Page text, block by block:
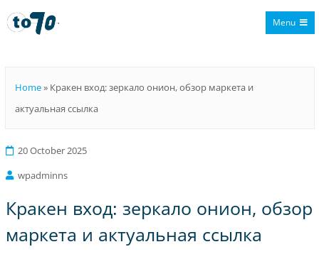
Menu
Home» Кракен вход: зеркало онион, обзор маркета и
актуальная ссылка
20 October 2025
wpadminns
Кракен вход: зеркало онион, обзор
маркета и актуальная ссылка